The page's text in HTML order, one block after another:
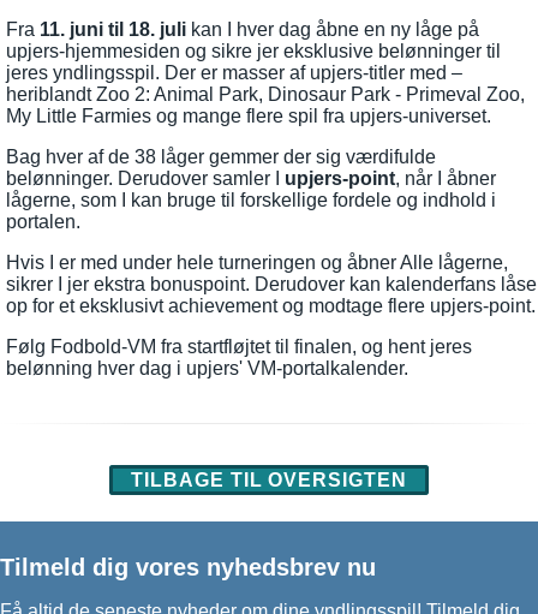
Fra 11. juni til 18. juli kan I hver dag åbne en ny låge på
upjers-hjemmesiden og sikre jer eksklusive belønninger til
jeres yndlingsspil. Der er masser af upjers-titler med –
heriblandt Zoo 2: Animal Park, Dinosaur Park - Primeval Zoo,
My Little Farmies og mange flere spil fra upjers-universet.
Bag hver af de 38 låger gemmer der sig værdifulde
belønninger. Derudover samler I upjers-point, når I åbner
lågerne, som I kan bruge til forskellige fordele og indhold i
portalen.
Hvis I er med under hele turneringen og åbner Alle lågerne,
sikrer I jer ekstra bonuspoint. Derudover kan kalenderfans låse
op for et eksklusivt achievement og modtage flere upjers-point.
Følg Fodbold-VM fra startfløjtet til finalen, og hent jeres
belønning hver dag i upjers' VM-portalkalender.
TILBAGE TIL OVERSIGTEN
Tilmeld dig vores nyhedsbrev nu